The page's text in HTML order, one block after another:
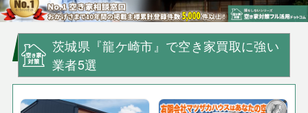
茨城県『龍ケ崎市』で空き家買取に強い
業者5選